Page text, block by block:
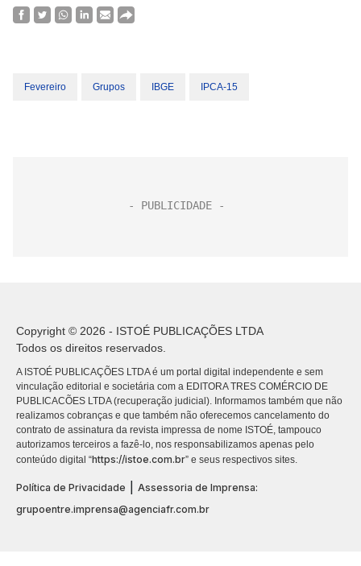
Fevereiro Grupos IBGE IPCA-15
Copyright © 2026 - ISTOÉ PUBLICAÇÕES LTDA
Todos os direitos reservados.
A ISTOÉ PUBLICAÇÕES LTDA é um portal digital independente e sem
vinculação editorial e societária com a EDITORA TRES COMÉRCIO DE
PUBLICACÕES LTDA (recuperação judicial). Informamos também que não
realizamos cobranças e que também não oferecemos cancelamento do
contrato de assinatura da revista impressa de nome ISTOÉ, tampouco
autorizamos terceiros a fazê-lo, nos responsabilizamos apenas pelo
conteúdo digital “https://istoe.com.br” e seus respectivos sites.
Política de Privacidade
Assessoria de Imprensa:
grupoentre.imprensa@agenciafr.com.br